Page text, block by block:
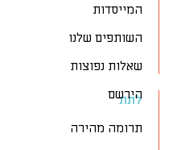
המייסדות
השותפים שלנו
שאלות נפוצות
הירשם
לתת
תרומה מהירה